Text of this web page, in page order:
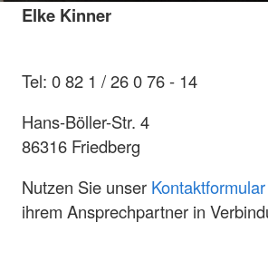
Elke Kinner
Tel: 0 82 1 / 26 0 76 - 14
Hans-Böller-Str. 4
86316 Friedberg
Nutzen Sie unser
ihrem Ansprechpartner in